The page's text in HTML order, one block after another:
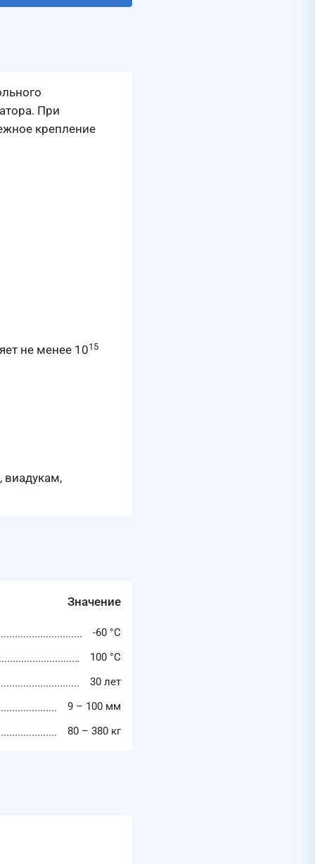
При
крепление
не менее 1015
виадукам,
Значение
-60 °C
100 °C
30 лет
9 – 100 мм
80 – 380 кг